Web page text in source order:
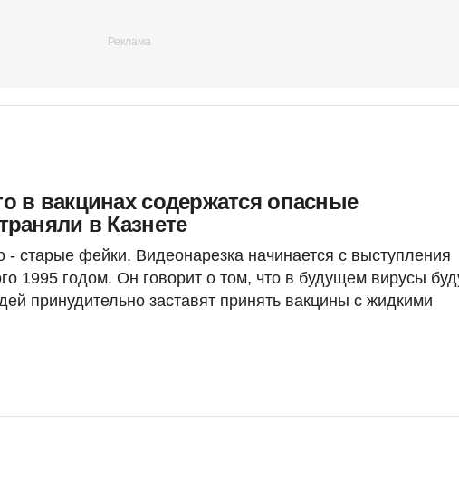
в вакцинах содержатся опасные
в Казнете
- старые фейки. Видеонарезка начинается с выступления
1995 годом. Он говорит о том, что в будущем вирусы
принудительно заставят принять вакцины с жидкими